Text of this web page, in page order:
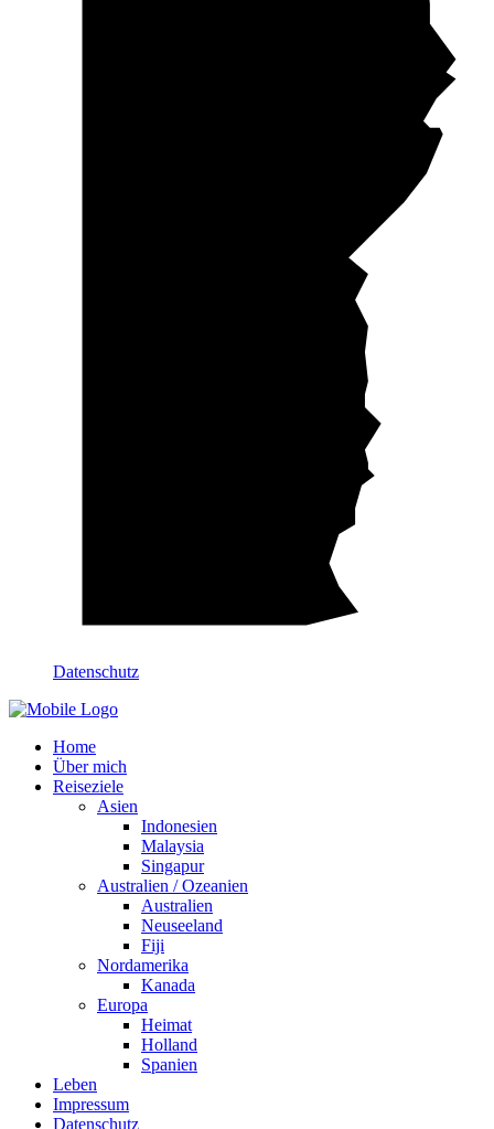
Datenschutz
Home
Über mich
Reiseziele
Asien
Indonesien
Malaysia
Singapur
Australien / Ozeanien
Australien
Neuseeland
Fiji
Nordamerika
Kanada
Europa
Heimat
Holland
Spanien
Leben
Impressum
Datenschutz